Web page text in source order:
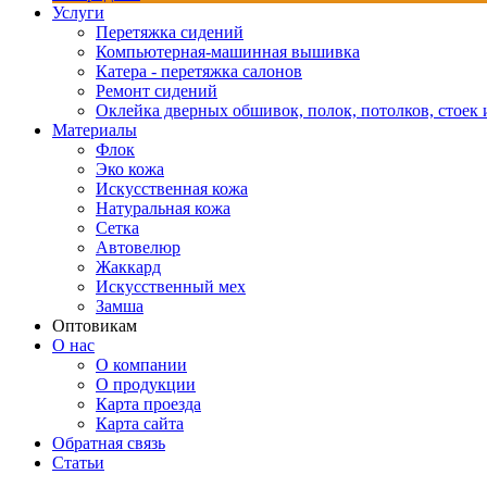
Услуги
Перетяжка сидений
Компьютерная-машинная вышивка
Катера - перетяжка салонов
Ремонт сидений
Оклейка дверных обшивок, полок, потолков, стоек
Материалы
Флок
Эко кожа
Искусственная кожа
Натуральная кожа
Сетка
Автовелюр
Жаккард
Искусственный мех
Замша
Оптовикам
О нас
О компании
О продукции
Карта проезда
Карта сайта
Обратная связь
Статьи